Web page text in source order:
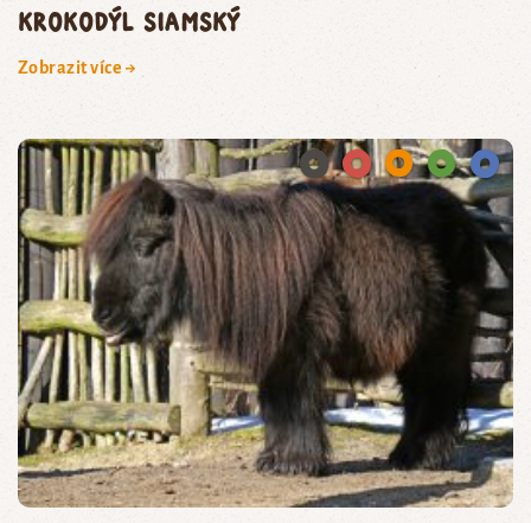
krokodýl siamský
Zobrazit více →